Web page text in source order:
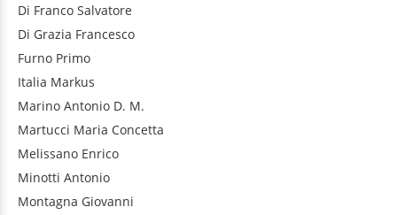
Di Franco Salvatore
Di Grazia Francesco
Furno Primo
Italia Markus
Marino Antonio D. M.
Martucci Maria Concetta
Melissano Enrico
Minotti Antonio
Montagna Giovanni